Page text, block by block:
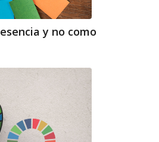
y no como